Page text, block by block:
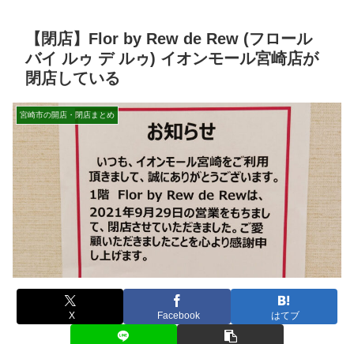
【閉店】Flor by Rew de Rew (フロール
バイ ルゥ デ ルゥ) イオンモール宮崎店が
閉店している
宮崎市の開店・閉店まとめ
X Facebook はてブ